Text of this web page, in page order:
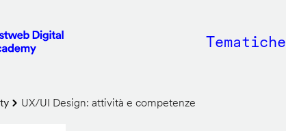
Main
Tematiche
UX/UI Design: attività e competenze